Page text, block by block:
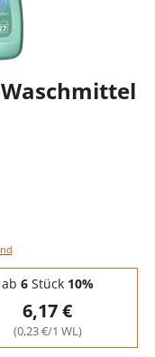
ab 6Stück 10%
6,17 €
(0,23 €/1 WL)